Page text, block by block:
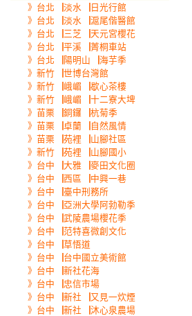
》台北▕淡水▕日光行館
》台北▕淡水▕滬尾偕醫館
》台北▕三芝▕天元宮櫻花
》台北▕平溪▕菁桐車站
》台北▕陽明山▕海芋季
》新竹▕世博台灣館
》新竹▕峨嵋▕歇心茶樓
》新竹▕峨嵋▕十二寮大埤
》苗栗▕銅鑼▕杭菊季
》苗栗▕卓蘭▕自然風情
》苗栗▕苑裡▕山腳社區
》新竹▕苑裡▕山腳國小
》台中▕大雅▕麥田文化圈
》台中▕西區▕中興一巷
》台中▕臺中刑務所
》台中▕亞洲大學阿勃勒季
》台中▕武陵農場櫻花季
》台中▕范特喜微創文化
》台中▕草悟道
》台中▕台中國立美術館
》台中▕新社花海
》台中▕忠信市場
》台中▕新社▕又見一炊煙
》台中▕新社▕沐心泉農場